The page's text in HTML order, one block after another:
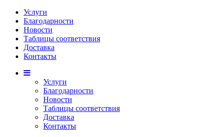
Услуги
Благодарности
Новости
Таблицы соответствия
Доставка
Контакты
Услуги
Благодарности
Новости
Таблицы соответствия
Доставка
Контакты